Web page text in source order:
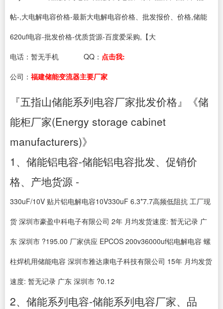
帖-,大电解电容价格-最新大电解电容价格、批发报价、价格,储能
620uf电容-批发价格-优质货源-百度爱采购,【大
电话： 暂无手机 QQ： 点击我:
公司： 福建储能变流器主要厂家
『五指山储能系列电容厂家批发价格』《储
能柜厂家(Energy storage cabinet
manufacturers)》
1、储能铝电容-储能铝电容批发、促销价
格、产地货源 -
330uF/10V 贴片铝电解电容10V330uF 6.3*7.7高频低阻抗 工厂现
货 深圳市豪盈中科电子有限公司 2年 月均发货速度: 暂无记录 广
东 深圳市 ?195.00 厂家供应 EPCOS 200v36000uf铝电解电容 螺
柱焊机用储能电容 深圳市雅达康电子科技有限公司 15年 月均发货
速度: 暂无记录 广东 深圳市 ?0.12
2、储能系列电容-储能系列电容厂家、品